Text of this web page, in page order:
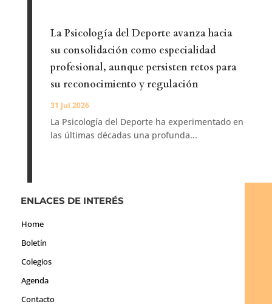
La Psicología del Deporte avanza hacia
su consolidación como especialidad
profesional, aunque persisten retos para
su reconocimiento y regulación
31 Jul 2026
La Psicología del Deporte ha experimentado en
las últimas décadas una profunda...
ENLACES DE INTERÉS
Home
Boletín
Colegios
Agenda
Contacto